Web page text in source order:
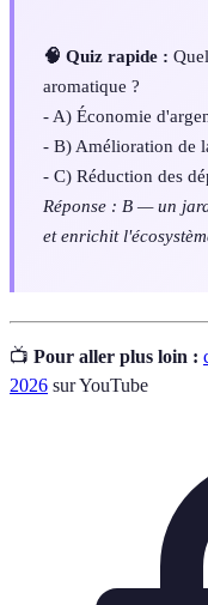
🧠 Quiz rapide :
aromatique ?
- A) Économie
- B) Amélioration de
- C) Réduction des
Réponse : B — un
et enrichit
📺 Pour aller plus loin :
2026 sur YouTube